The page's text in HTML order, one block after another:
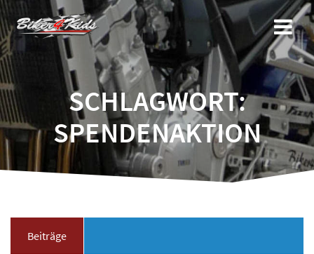
Zum
Inhalt
springen
SCHLAGWORT:
SPENDENAKTION
Beiträge